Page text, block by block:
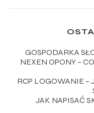
GOSPODARKA
NEXEN OPONY –
RCP LOGOWANIE –
JAK NAPISAĆ